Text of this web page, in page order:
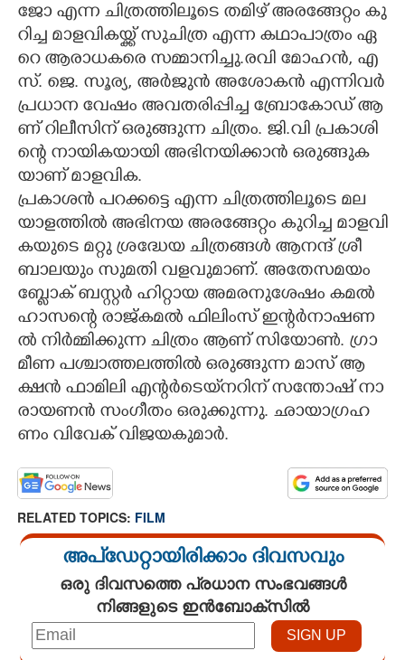
ജോ​ ​എ​ന്ന​ ​ചി​ത്ര​ത്തി​ലൂ​ടെ​ ​ത​മി​ഴ് ​അ​ര​ങ്ങേ​റ്റം​ ​കു​
റി​ച്ച​ ​മാ​ള​വി​ക​യ്ക്ക് ​സു​ചി​ത്ര​ ​എ​ന്ന​ ​ക​ഥാ​പാ​ത്രം​ ​ഏ​
റെ​ ​ആ​രാ​ധ​ക​രെ​ ​സ​മ്മാ​നി​ച്ചു.​ര​വി​ ​മോ​ഹ​ൻ,​ ​എ​
സ്.​ ​ജെ.​ ​സൂ​ര്യ,​ ​അ​ർ​ജു​ൻ​ ​അ​ശോ​ക​ൻ​ ​എ​ന്നി​വ​ർ​
​പ്ര​ധാ​ന​ ​വേ​ഷം​ ​അ​വ​ത​രി​പ്പി​ച്ച​ ​ബ്രോ​കോ​ഡ് ​ആ​
ണ് ​റി​ലീ​സി​ന് ​ഒ​രു​ങ്ങു​ന്ന​ ​ചി​ത്രം.​ ​ജി.​വി​ ​പ്ര​കാ​ശി​
ന്റെ​ ​നാ​യി​ക​യാ​യി​ ​അ​ഭി​ന​യി​ക്കാ​ൻ​ ​ഒ​രു​ങ്ങു​ക​
യാ​ണ് ​മാ​ള​വി​ക.​ ​
പ്ര​കാ​ശ​ൻ​ ​പ​റ​ക്ക​ട്ടെ​ ​എ​ന്ന​ ​ചി​ത്ര​ത്തി​ലൂ​ടെ​ ​മ​ല​
യാ​ള​ത്തി​ൽ​ ​അ​ഭി​ന​യ​ ​അ​ര​ങ്ങേ​റ്റം​ ​കു​റി​ച്ച​ ​മാ​ള​വി​
ക​യു​ടെ​ ​മ​റ്റു​ ​ശ്ര​ദ്ധേ​യ​ ​ചി​ത്ര​ങ്ങ​ൾ​ ​ആ​ന​ന്ദ് ​ശ്രീ​
ബാ​ല​യും​ ​സു​മ​തി​ ​വ​ള​വു​മാ​ണ്.​ ​അ​തേ​സ​മ​യം​ ​
ബ്ളോ​ക് ​ബ​സ്റ്റ​ർ​ ​ഹി​റ്റാ​യ​ ​അ​മ​ര​നു​ശേ​ഷം​ ​ക​മ​ൽ​
ഹാ​സ​ന്റെ​ ​രാ​ജ്ക​മ​ൽ​ ​ഫി​ലിം​സ് ​ഇ​ന്റ​ർ​നാ​ഷ​ണ​
ൽ​ ​നി​ർ​മ്മി​ക്കു​ന്ന​ ​ചി​ത്രം​ ​ആ​ണ് ​സി​യോ​ൺ.​ ​ഗ്രാ​
മീ​ണ​ ​പ​ശ്ചാ​ത്ത​ല​ത്തി​ൽ​ ​ഒ​രു​ങ്ങു​ന്ന​ ​മാ​സ് ​ആ​
ക്ഷ​ൻ​ ​ഫാ​മി​ലി​ ​എ​ന്റ​ർ​ടെ​യ്‌​ന​റി​ന് ​സ​ന്തോ​ഷ് ​നാ​
രാ​യ​ണ​ൻ​ ​സം​ഗീ​തം​ ​ഒ​രു​ക്കു​ന്നു.​ ​ഛാ​യാ​ഗ്ര​ഹ​
ണം​ ​വി​വേ​ക് ​വി​ജ​യ​കു​മാ​ർ.
RELATED TOPICS: FILM
അപ്ഡേറ്റായിരിക്കാം ദിവസവും
ഒരു ദിവസത്തെ പ്രധാന സംഭവങ്ങൾ
നിങ്ങളുടെ ഇൻബോക്സിൽ